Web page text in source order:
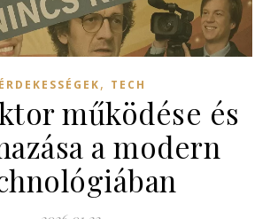
ÉRDEKESSÉGEK, TECH
működése és
a modern